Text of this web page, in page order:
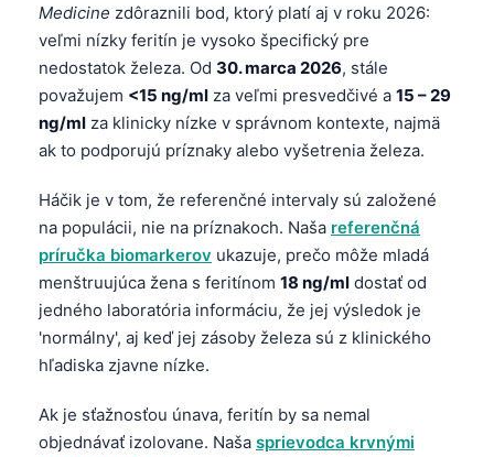
Medicine zdôraznili bod, ktorý platí aj v roku 2026:
veľmi nízky feritín je vysoko špecifický pre
nedostatok železa. Od 30. marca 2026, stále
považujem <15 ng/ml za veľmi presvedčivé a 15 – 29
ng/ml za klinicky nízke v správnom kontexte, najmä
ak to podporujú príznaky alebo vyšetrenia železa.
Háčik je v tom, že referenčné intervaly sú založené
na populácii, nie na príznakoch. Naša referenčná
príručka biomarkerov ukazuje, prečo môže mladá
menštruujúca žena s feritínom 18 ng/ml dostať od
jedného laboratória informáciu, že jej výsledok je
'normálny', aj keď jej zásoby železa sú z klinického
hľadiska zjavne nízke.
Ak je sťažnosťou únava, feritín by sa nemal
objednávať izolovane. Naša sprievodca krvnými